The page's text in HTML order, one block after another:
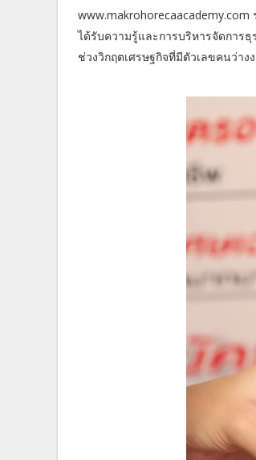
ได้รับความรู้และการบริหารจัดการ
ช่วงวิกฤตเศรษฐกิจที่มีตัวเลขคนว่าง